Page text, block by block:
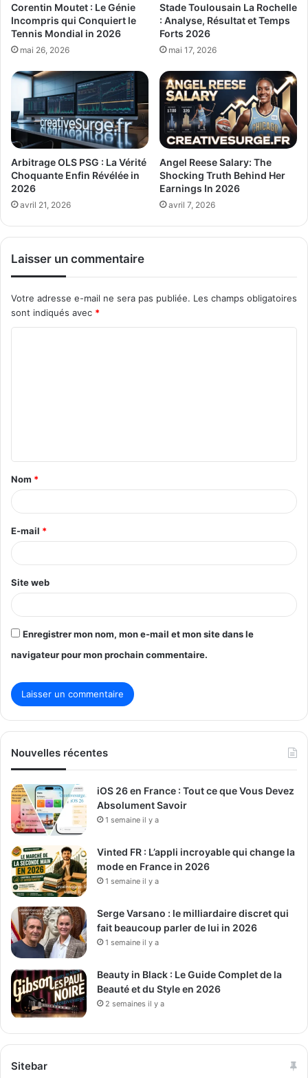
Corentin Moutet : Le Génie
Incompris qui Conquiert le
Tennis Mondial in 2026
mai 26, 2026
Stade Toulousain La Rochelle
: Analyse, Résultat et Temps
Forts 2026
mai 17, 2026
Arbitrage OLS PSG : La Vérité
Choquante Enfin Révélée in
2026
avril 21, 2026
Angel Reese Salary: The
Shocking Truth Behind Her
Earnings In 2026
avril 7, 2026
Laisser un commentaire
Votre adresse e-mail ne sera pas publiée. Les champs obligatoires
sont indiqués avec *
t
a
e
*
Nom *
E-mail *
Site web
Enregistrer mon nom, mon e-mail et mon site dans le
navigateur pour mon prochain commentaire.
Nouvelles récentes
iOS 26 en France : Tout ce que Vous Devez
Absolument Savoir
1 semaine il y a
Vinted FR : L’appli incroyable qui change la
mode en France in 2026
1 semaine il y a
Serge Varsano : le milliardaire discret qui
fait beaucoup parler de lui in 2026
1 semaine il y a
Beauty in Black : Le Guide Complet de la
Beauté et du Style en 2026
2 semaines il y a
Sitebar